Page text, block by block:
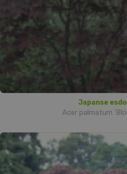
Japanse
Acer palmatum